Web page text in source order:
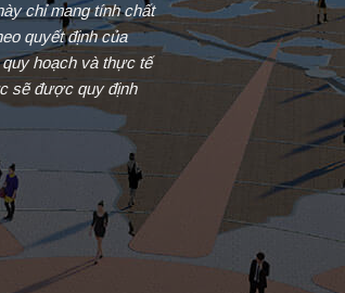
chỉ mang tính chất
quyết định của
hoạch và thực tế
sẽ được quy định